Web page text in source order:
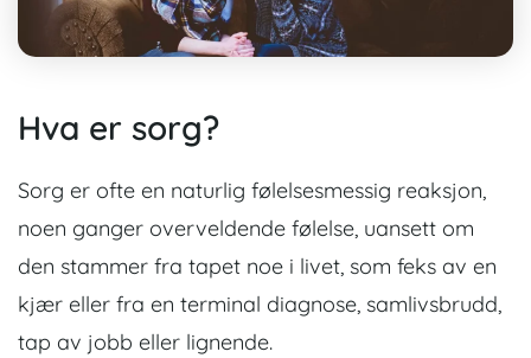
Hva er sorg?
Sorg er ofte en naturlig følelsesmessig reaksjon,
noen ganger overveldende følelse, uansett om
den stammer fra tapet noe i livet, som feks av en
kjær eller fra en terminal diagnose, samlivsbrudd,
tap av jobb eller lignende.